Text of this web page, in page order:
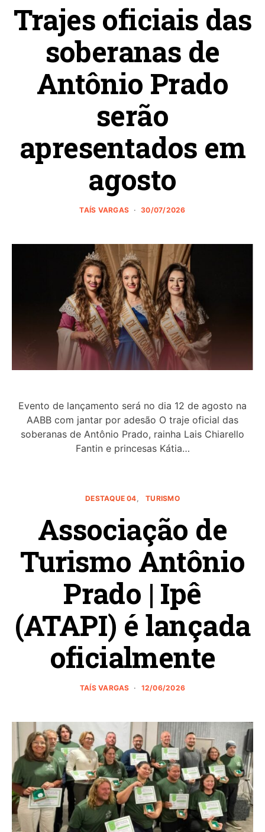
Trajes oficiais das
soberanas de
Antônio Prado
serão
apresentados em
agosto
TAÍS VARGAS 30/07/2026
Evento de lançamento será no dia 12 de agosto na
AABB com jantar por adesão O traje oficial das
soberanas de Antônio Prado, rainha Lais Chiarello
Fantin e princesas Kátia…
DESTAQUE 04 TURISMO
Associação de
Turismo Antônio
Prado | Ipê
(ATAPI) é lançada
oficialmente
TAÍS VARGAS 12/06/2026